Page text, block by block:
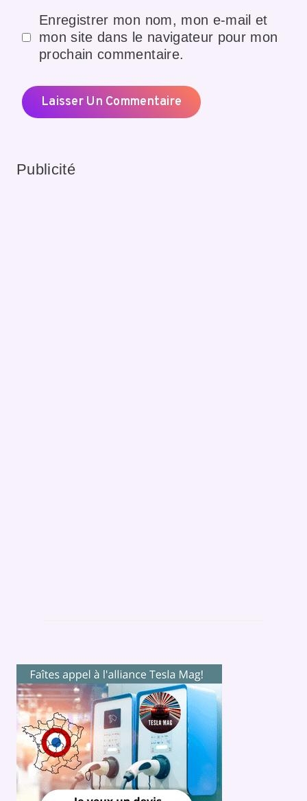
Enregistrer mon nom, mon e-mail et
mon site dans le navigateur pour mon
prochain commentaire.
Publicité